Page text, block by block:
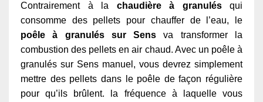
Contrairement à la chaudière à granulésqui
consomme des pellets pour chauffer de l’eau, le
poêle à granulés sur Sens va transformer la
combustion des pellets en air chaud. Avec un poêle à
granulés sur Sens manuel, vous devrez simplement
mettre des pellets dans le poêle de façon régulière
pour qu’ils brûlent. la fréquence à laquelle vous